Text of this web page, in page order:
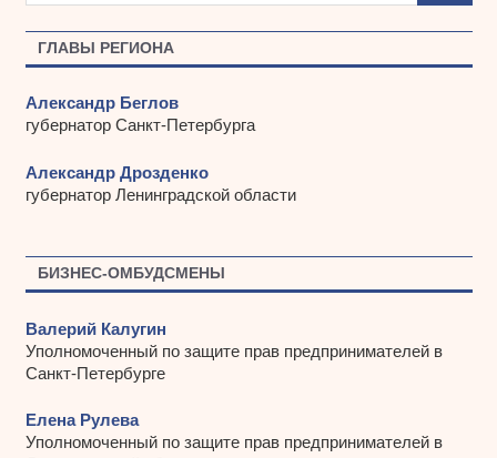
ГЛАВЫ РЕГИОНА
Александр Беглов
губернатор Санкт-Петербурга
Александр Дрозденко
губернатор Ленинградской области
БИЗНЕС-ОМБУДСМЕНЫ
Валерий Калугин
Уполномоченный по защите прав предпринимателей в
Санкт-Петербурге
Елена Рулева
Уполномоченный по защите прав предпринимателей в
ы